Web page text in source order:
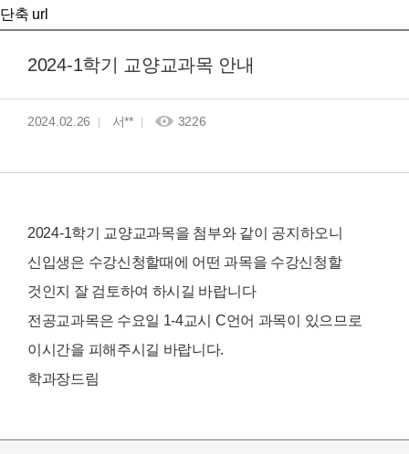
단축 url
2024-1학기 교양교과목 안내
2024.02.26 서** 3226
2024-1학기 교양교과목을 첨부와 같이 공지하오니
신입생은 수강신청할때에 어떤 과목을 수강신청할
것인지 잘 검토하여 하시길 바랍니다
전공교과목은 수요일 1-4교시 C언어 과목이 있으므로
이시간을 피해주시길 바랍니다.
학과장드림